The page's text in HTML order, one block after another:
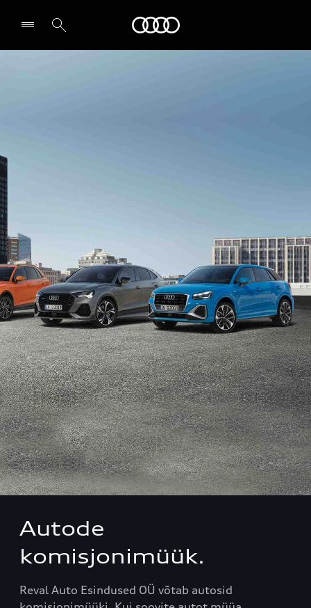
Autode
komisjonimüük.
Reval Auto Esindused OÜ võtab autosid